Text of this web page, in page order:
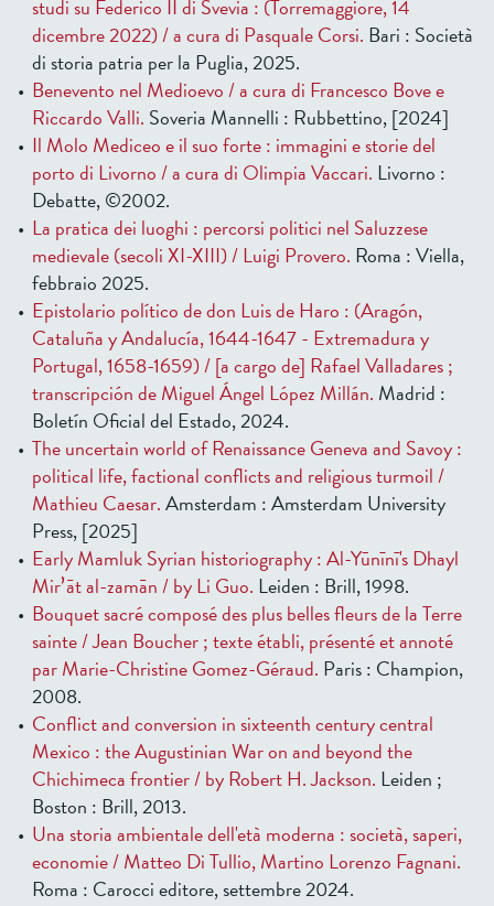
studi su Federico II di Svevia : (Torremaggiore, 14
dicembre 2022) / a cura di Pasquale Corsi. Bari : Società
di storia patria per la Puglia, 2025.
Benevento nel Medioevo / a cura di Francesco Bove e
Riccardo Valli. Soveria Mannelli : Rubbettino, [2024]
Il Molo Mediceo e il suo forte : immagini e storie del
porto di Livorno / a cura di Olimpia Vaccari. Livorno :
Debatte, ©2002.
La pratica dei luoghi : percorsi politici nel Saluzzese
medievale (secoli XI-XIII) / Luigi Provero. Roma : Viella,
febbraio 2025.
Epistolario político de don Luis de Haro : (Aragón,
Cataluña y Andalucía, 1644-1647 - Extremadura y
Portugal, 1658-1659) / [a cargo de] Rafael Valladares ;
transcripción de Miguel Ángel López Millán. Madrid :
Boletín Oficial del Estado, 2024.
The uncertain world of Renaissance Geneva and Savoy :
political life, factional conflicts and religious turmoil /
Mathieu Caesar.Amsterdam : Amsterdam University
Press, [2025]
Early Mamluk Syrian historiography : Al-Yūnīnī's Dhayl
Mirʼāt al-zamān / by Li Guo. Leiden : Brill, 1998.
Bouquet sacré composé des plus belles fleurs de la Terre
sainte / Jean Boucher ; texte établi, présenté et annoté
par Marie-Christine Gomez-Géraud. Paris : Champion,
2008.
Conflict and conversion in sixteenth century central
Mexico : the Augustinian War on and beyond the
Chichimeca frontier / by Robert H. Jackson. Leiden ;
Boston : Brill, 2013.
Una storia ambientale dell'età moderna : società, saperi,
economie / Matteo Di Tullio, Martino Lorenzo Fagnani.
Roma : Carocci editore, settembre 2024.